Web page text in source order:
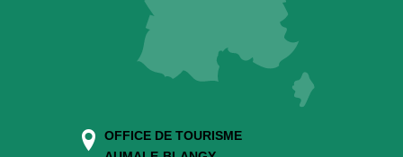
OFFICE DE TOURISME